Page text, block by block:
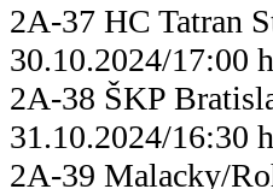
2A-37 HC
30.10.2024/17:00
2A-38 ŠKP
31.10.2024/16:30
2A-39 Malacky/